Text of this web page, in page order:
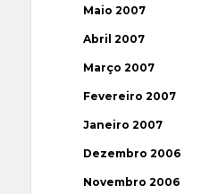
Maio 2007
Abril 2007
Março 2007
Fevereiro 2007
Janeiro 2007
Dezembro 2006
Novembro 2006